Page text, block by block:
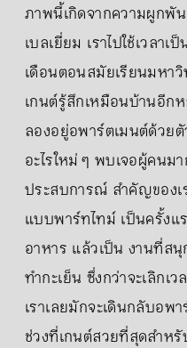
ภาพนี้เกิดจากความผูกพัน
เบลเยี่ยม เราไปใช้เวลา
เดือนตอนสมัยเรียนมหา
เกนต์รู้สึกเหมือนบ้านอีก
ลองอยู่อพาร์ตเมนต์ด้วย
อะไรใหม่ ๆ พบเจอผู้คนม
ประสบการณ์ สำคัญของเ
แบบพาร์ทไทม์ เป็นครั้งแ
อาหาร แล้วเป็น งานที่ส
ทำกะเย็น ซึ่งกว่าจะเลิกเ
เราเลยมักจะเดินกลับอพ
ช่วงที่เกนต์สวยที่สุดสำหรั